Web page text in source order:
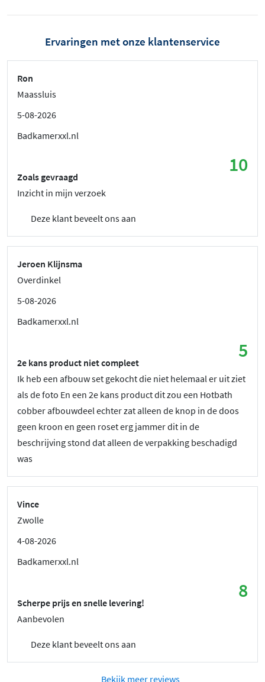
Ervaringen met onze klantenservice
Ron
Maassluis
5-08-2026
Badkamerxxl.nl
10
Zoals gevraagd
Inzicht in mijn verzoek
Deze klant beveelt ons aan
Jeroen Klijnsma
Overdinkel
5-08-2026
Badkamerxxl.nl
5
2e kans product niet compleet
Ik heb een afbouw set gekocht die niet helemaal er uit ziet
als de foto En een 2e kans product dit zou een Hotbath
cobber afbouwdeel echter zat alleen de knop in de doos
geen kroon en geen roset erg jammer dit in de
beschrijving stond dat alleen de verpakking beschadigd
was
Vince
Zwolle
4-08-2026
Badkamerxxl.nl
8
Scherpe prijs en snelle levering!
Aanbevolen
Deze klant beveelt ons aan
Bekijk meer reviews